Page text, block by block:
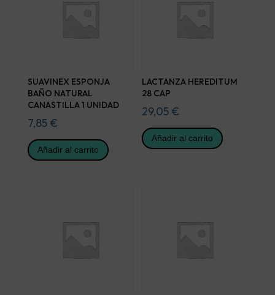
SUAVINEX ESPONJA
BAÑO NATURAL
CANASTILLA 1 UNIDAD
7,85 €
Añadir al carrito
LACTANZA HEREDITUM
28 CAP
29,05 €
Añadir al carrito